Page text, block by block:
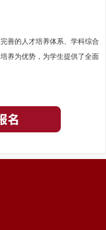
善的人才培养体系、学科综合
养为优势，为学生提供了全面